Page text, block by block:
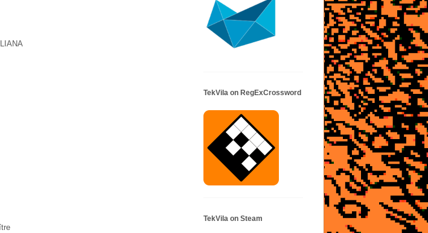
TekVila on RegExCrossword
TekVila on Steam